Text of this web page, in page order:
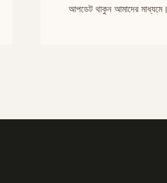
আপডেট থাকুন আমাদের মাধ্যমে।